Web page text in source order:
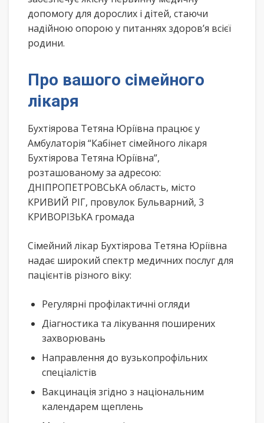
допомогу для дорослих і дітей, стаючи
надійною опорою у питаннях здоров’я всієї
родини.
Про вашого сімейного
лікаря
Бухтіярова Тетяна Юріївна працює у
Амбулаторія “Кабінет сімейного лікаря
Бухтіярова Тетяна Юріївна”,
розташованому за адресою:
ДНІПРОПЕТРОВСЬКА область, місто
КРИВИЙ РІГ, провулок Бульварний, 3
КРИВОРІЗЬКА громада
Сімейний лікар Бухтіярова Тетяна Юріївна
надає широкий спектр медичних послуг для
пацієнтів різного віку:
Регулярні профілактичні огляди
Діагностика та лікування поширених
захворювань
Направлення до вузькопрофільних
спеціалістів
Вакцинація згідно з національним
календарем щеплень